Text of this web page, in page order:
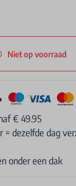
Niet op voorraad
€ 49.95
= dezelfde dag
onder een dak